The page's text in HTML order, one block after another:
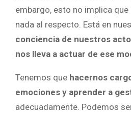
embargo, esto no implica
nada al respecto. Está en
conciencia de nuestros
nos lleva a actuar de ese
Tenemos que hacernos
emociones y aprender a
adecuadamente. Podemos